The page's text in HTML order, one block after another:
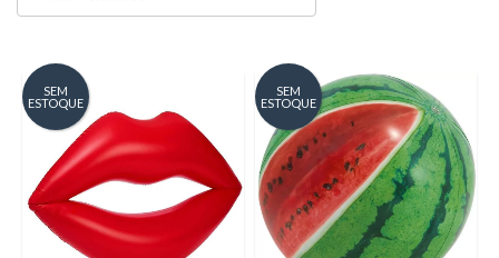
SEM
ESTOQUE
SEM
ESTOQUE